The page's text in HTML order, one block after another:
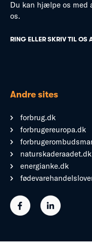
Du kan hjælpe os med
os.
RING ELLER SKRIV TIL OS
Andre sites
forbrug.dk
forbrugereuropa.dk
naturskaderaadet.dk
energianke.dk